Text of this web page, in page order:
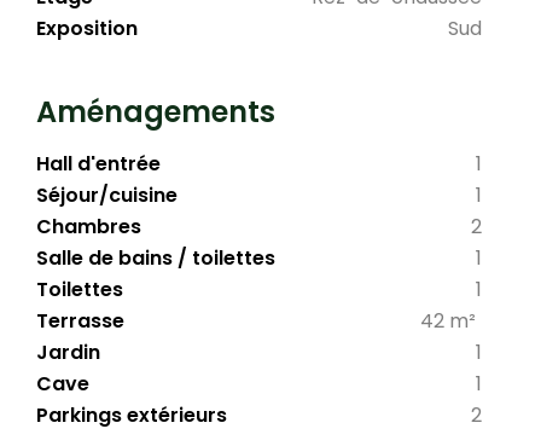
Exposition
Sud
Aménagements
1
Hall d'entrée
1
Séjour/cuisine
2
Chambres
1
Salle de bains / toilettes
1
Toilettes
Terrasse
42 m²
1
Jardin
1
Cave
2
Parkings extérieurs